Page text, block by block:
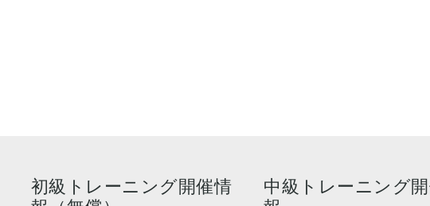
初級トレーニング開催情
中級トレーニング